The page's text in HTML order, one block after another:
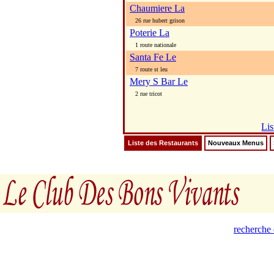
Chaumiere La
26 rue hubert grison
Poterie La
1 route nationale
Santa Fe Le
7 route st leu
Mery S Bar Le
2 rue tricot
Liste des Restaurants Nouveaux Menus
recherche